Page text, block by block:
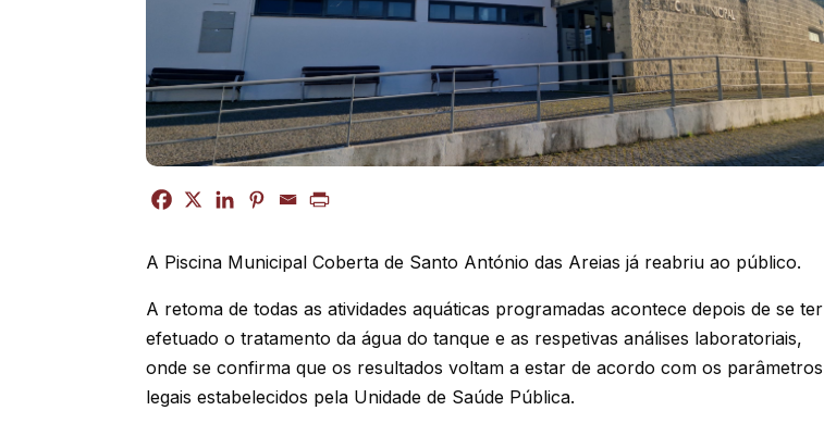
A Piscina Municipal Coberta de Santo António das Areias já reabriu ao público.
A retoma de todas as atividades aquáticas programadas acontece depois de se ter
efetuado o tratamento da água do tanque e as respetivas análises laboratoriais,
onde se confirma que os resultados voltam a estar de acordo com os parâmetros
legais estabelecidos pela Unidade de Saúde Pública.